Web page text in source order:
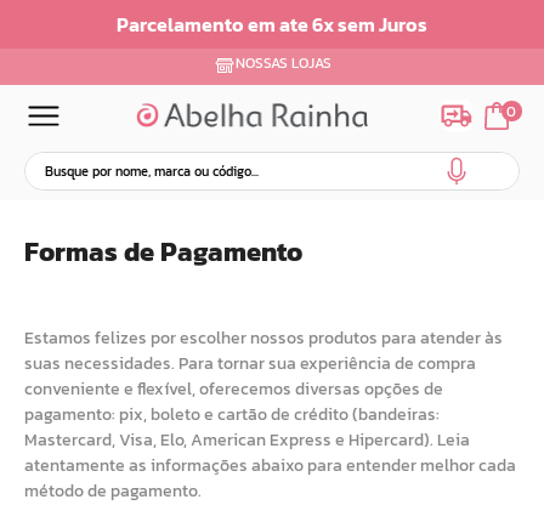
Parcelamento em ate 6x sem Juros
NOSSAS LOJAS
0
Formas de Pagamento
Estamos felizes por escolher nossos produtos para atender às
suas necessidades. Para tornar sua experiência de compra
conveniente e flexível, oferecemos diversas opções de
pagamento: pix, boleto e cartão de crédito (bandeiras:
Mastercard, Visa, Elo, American Express e Hipercard). Leia
atentamente as informações abaixo para entender melhor cada
método de pagamento.